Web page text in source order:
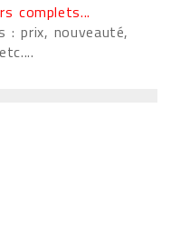
complets...
: prix, nouveauté,